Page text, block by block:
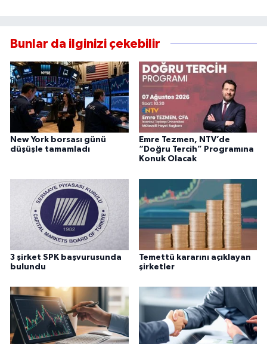
Bunlar da ilginizi çekebilir
New York borsası günü
düşüşle tamamladı
Emre Tezmen, NTV’de
“Doğru Tercih” Programına
Konuk Olacak
3 şirket SPK başvurusunda
bulundu
Temettü kararını açıklayan
şirketler